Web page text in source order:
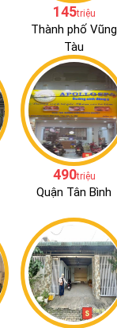
145triệu
Thành phố Vũng
Tàu
490triệu
Quận Tân Bình